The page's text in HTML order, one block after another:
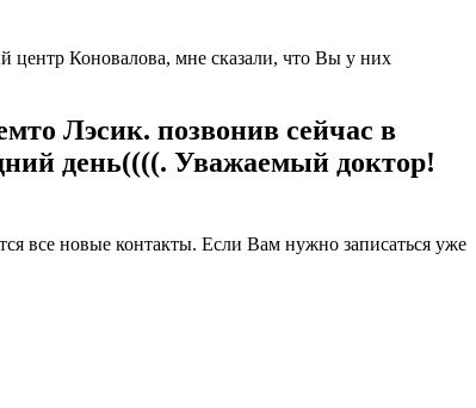
центр Коновалова, мне сказали, что Вы у них
Лэсик. позвонив сейчас в
день((((. Уважаемый доктор!
все новые контакты. Если Вам нужно записаться уже